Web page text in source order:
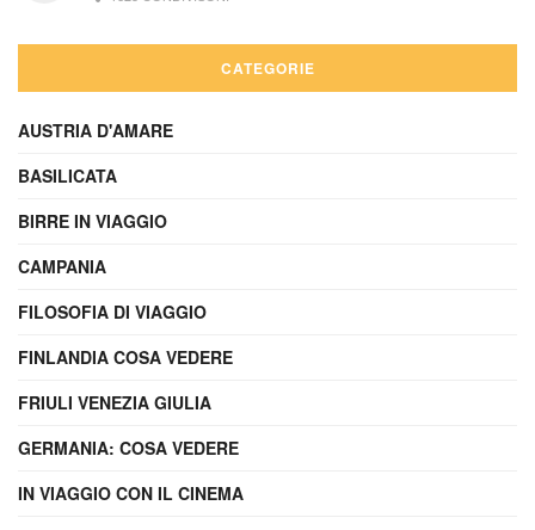
CATEGORIE
AUSTRIA D'AMARE
BASILICATA
BIRRE IN VIAGGIO
CAMPANIA
FILOSOFIA DI VIAGGIO
FINLANDIA COSA VEDERE
FRIULI VENEZIA GIULIA
GERMANIA: COSA VEDERE
IN VIAGGIO CON IL CINEMA